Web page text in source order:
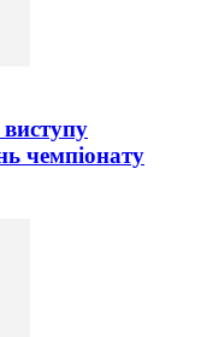
чемпіонату